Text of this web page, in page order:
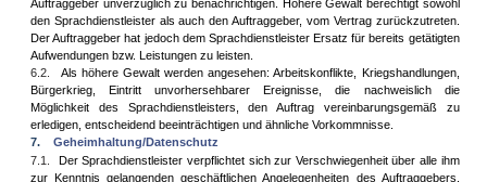
Auftraggeber unverzüglich zu benachrichtigen. Höhere Gewalt berechtigt sowohl
den Sprachdienstleister als auch den Auftraggeber, vom Vertrag zurückzutreten.
Der Auftraggeber hat jedoch dem Sprachdienstleister Ersatz für bereits getätigten
Aufwendungen bzw. Leistungen zu leisten.
6.2.
Als höhere Gewalt werden angesehen: Arbeitskonflikte, Kriegshandlungen,
Bürgerkrieg, Eintritt unvorhersehbarer Ereignisse, die nachweislich die
Möglichkeit des Sprachdienstleisters, den Auftrag vereinbarungsgemäß zu
erledigen, entscheidend beeinträchtigen und ähnliche Vorkommnisse.
7.
Geheimhaltung/Datenschutz
7.1.
Der Sprachdienstleister verpflichtet sich zur Verschwiegenheit über alle ihm
zur Kenntnis gelangenden geschäftlichen Angelegenheiten des Auftraggebers,